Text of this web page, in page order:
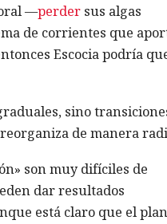
—perdersus algas
de corrientes que
Escocia podría
sino
de manera
son muy difíciles de
dar resultados
está claro que el